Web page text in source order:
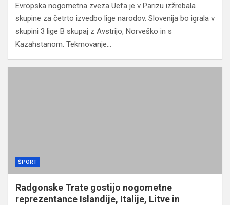
Evropska nogometna zveza Uefa je v Parizu izžrebala
skupine za četrto izvedbo lige narodov. Slovenija bo igrala v
skupini 3 lige B skupaj z Avstrijo, Norveško in s
Kazahstanom. Tekmovanje…
ŠPORT
Radgonske Trate gostijo nogometne
reprezentance Islandije, Italije, Litve in